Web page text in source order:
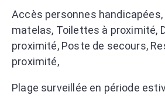
Accès personnes
matelas, Toilettes à proximité,
proximité, Poste de secours,
proximité,
Plage surveillée en période